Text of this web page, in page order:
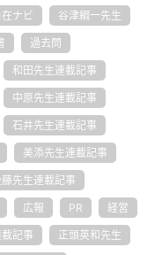
ナビ 谷津綱一先生
過去問
和田先生連載記事
中原先生連載記事
石井先生連載記事
美添先生連載記事
先生連載記事
広報 PR 経営
記事 正頭英和先生